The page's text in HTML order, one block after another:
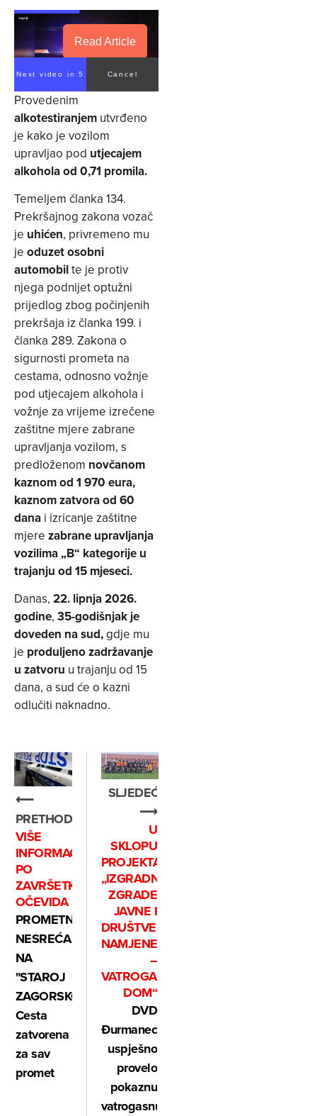
Read Article
Next video in 4 Cancel
Provedenim
alkotestiranjem utvrđeno
je kako je vozilom
upravljao pod utjecajem
alkohola od 0,71 promila.
Temeljem članka 134.
Prekršajnog zakona vozač
je uhićen, privremeno mu
je oduzet osobni
automobilte je protiv
njega podnijet optužni
prijedlog zbog počinjenih
prekršaja iz članka 199. i
članka 289. Zakona o
sigurnosti prometa na
cestama, odnosno vožnje
pod utjecajem alkohola i
vožnje za vrijeme izrečene
zaštitne mjere zabrane
upravljanja vozilom, s
predloženom novčanom
kaznom od 1 970 eura,
kaznom zatvora od 60
dana i izricanje zaštitne
mjere zabrane upravljanja
vozilima „B“ kategorije u
trajanju od 15 mjeseci.
Danas, 22. lipnja 2026.
godine, 35-godišnjak je
doveden na sud,gdje mu
je produljeno zadržavanje
u zatvoru u trajanju od 15
dana, a sud će o kazni
odlučiti naknadno.
⟵
PRETHODNO
VIŠE
INFORMACIJA
PO
ZAVRŠETKU
OČEVIDA
PROMETNA
NESREĆA
NA
"STAROJ
ZAGORSKOJ":
Cesta
zatvorena
za sav
promet
SLJEDEĆE
⟶
U
SKLOPU
PROJEKTA
„IZGRADNJA
ZGRADE
JAVNE I
DRUŠTVENE
NAMJENE
–
VATROGASNI
DOM“
DVD
Đurmanec
uspješno
provelo
pokaznu
vatrogasnu